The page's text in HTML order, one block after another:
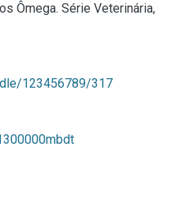
Ômega. Série Veterinária,
123456789/317